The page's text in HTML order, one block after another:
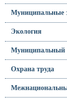
Муниципальные
Экология
Муниципальный
Охрана труда